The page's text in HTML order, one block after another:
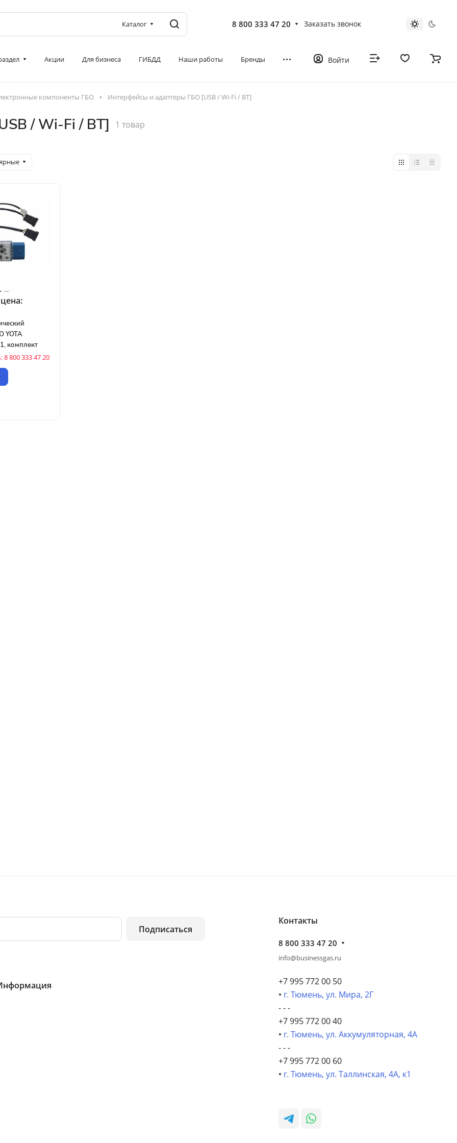
Каталог 8 800 333 47 20 Заказать звонок
Акции Для бизнеса ГИБДД Наши работы Бренды Войти
компоненты ГБО Интерфейсы и адаптеры ГБО [USB / Wi-Fi / BT]
/ Wi-Fi / BT] 1 товар
YOTA
комплект
8 800 333 47 20
Подписаться
Контакты
8 800 333 47 20
info@businessgas.ru
+7 995 772 00 50
• г. Тюмень, ул. Мира, 2Г
- - -
+7 995 772 00 40
• г. Тюмень, ул. Аккумуляторная, 4А
- - -
+7 995 772 00 60
• г. Тюмень, ул. Таллинская, 4А, к1